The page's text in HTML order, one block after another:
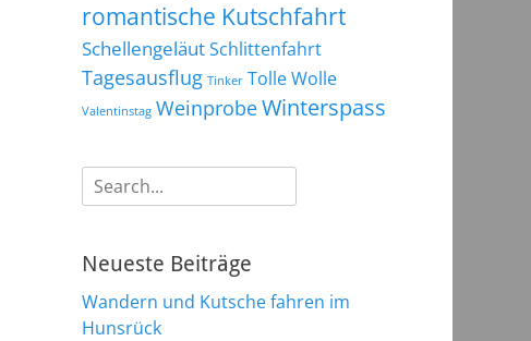
romantische Kutschfahrt
SchellengeläutSchlittenfahrt
Tagesausflug Tinker Tolle Wolle
Valentinstag WeinprobeWinterspass
Suchen
nach:
Neueste Beiträge
Wandern und Kutsche fahren im
Hunsrück